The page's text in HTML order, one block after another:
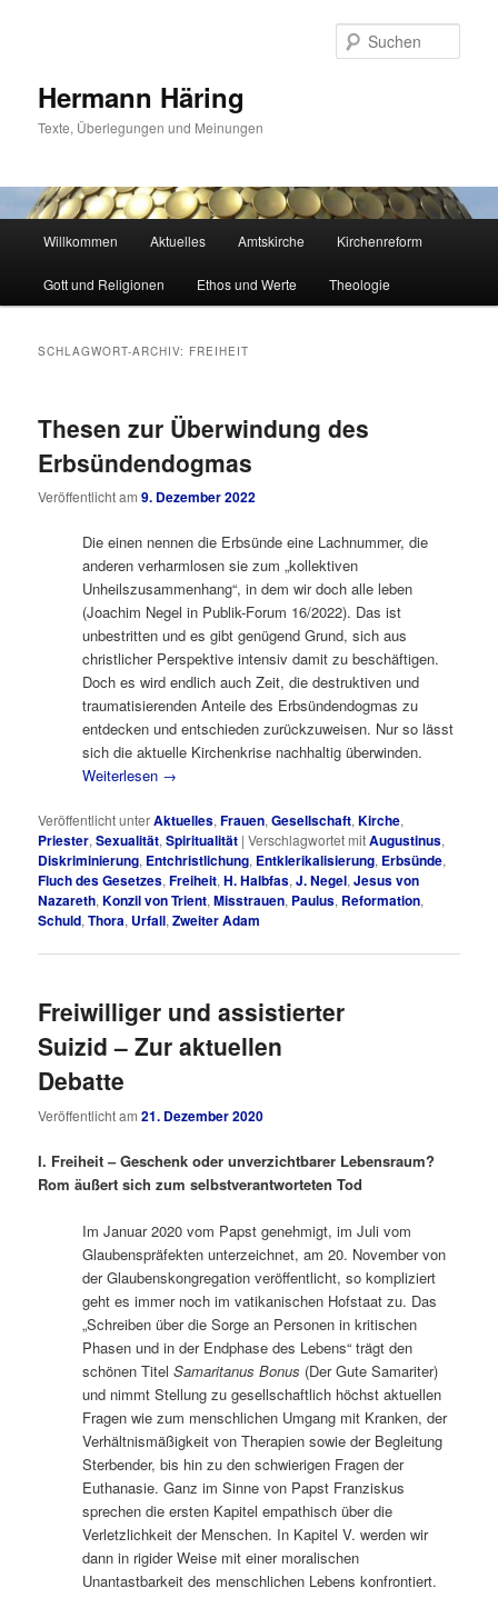
Hermann Häring
Texte, Überlegungen und Meinungen
Willkommen Aktuelles Amtskirche Kirchenreform
Gott und Religionen Ethos und Werte Theologie
SCHLAGWORT-ARCHIV: FREIHEIT
Thesen zur Überwindung des
Erbsündendogmas
Veröffentlicht am9. Dezember 2022
Die einen nennen die Erbsünde eine Lachnummer, die
anderen verharmlosen sie zum „kollektiven
Unheilszusammenhang“, in dem wir doch alle leben
(Joachim Negel in Publik-Forum 16/2022). Das ist
unbestritten und es gibt genügend Grund, sich aus
christlicher Perspektive intensiv damit zu beschäftigen.
Doch es wird endlich auch Zeit, die destruktiven und
traumatisierenden Anteile des Erbsündendogmas zu
entdecken und entschieden zurückzuweisen. Nur so lässt
sich die aktuelle Kirchenkrise nachhaltig überwinden.
Weiterlesen →
Veröffentlicht unterAktuelles,Frauen,Gesellschaft,Kirche,
Priester,Sexualität,Spiritualität |Verschlagwortet mitAugustinus,
Diskriminierung, Entchristlichung, Entklerikalisierung, Erbsünde,
Fluch des Gesetzes,Freiheit,H. Halbfas,J. Negel,Jesus von
Nazareth,Konzil von Trient,Misstrauen, Paulus, Reformation,
Schuld,Thora, Urfall,Zweiter Adam
Freiwilliger und assistierter
Suizid – Zur aktuellen
Debatte
Veröffentlicht am21. Dezember 2020
I. Freiheit – Geschenk oder unverzichtbarer Lebensraum?
Rom äußert sich zum selbstverantworteten Tod
Im Januar 2020 vom Papst genehmigt, im Juli vom
Glaubenspräfekten unterzeichnet, am 20. November von
der Glaubenskongregation veröffentlicht, so kompliziert
geht es immer noch im vatikanischen Hofstaat zu. Das
„Schreiben über die Sorge an Personen in kritischen
Phasen und in der Endphase des Lebens“ trägt den
schönen TitelSamaritanus Bonus (Der Gute Samariter)
und nimmt Stellung zu gesellschaftlich höchst aktuellen
Fragen wie zum menschlichen Umgang mit Kranken, der
Verhältnismäßigkeit von Therapien sowie der Begleitung
Sterbender, bis hin zu den schwierigen Fragen der
Euthanasie. Ganz im Sinne von Papst Franziskus
sprechen die ersten Kapitel empathisch über die
Verletzlichkeit der Menschen. In Kapitel V. werden wir
dann in rigider Weise mit einer moralischen
Unantastbarkeit des menschlichen Lebens konfrontiert.